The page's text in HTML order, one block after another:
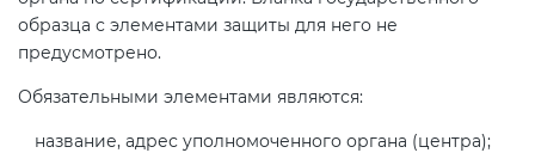
образца с элементами защиты для него не
предусмотрено.
Обязательными элементами являются:
название, адрес уполномоченного органа (центра);